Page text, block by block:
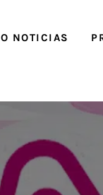
NOTICIAS